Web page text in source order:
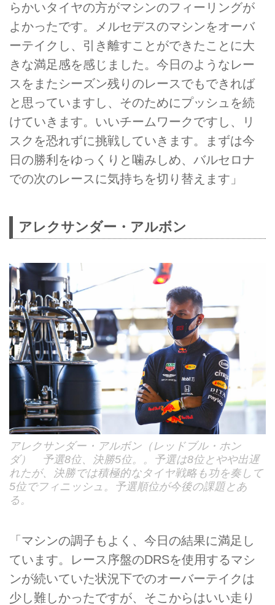
らかいタイヤの方がマシンのフィーリングが
よかったです。メルセデスのマシンをオーバ
ーテイクし、引き離すことができたことに大
きな満足感を感じました。今日のようなレー
スをまたシーズン残りのレースでもできれば
と思っていますし、そのためにプッシュを続
けていきます。いいチームワークですし、リ
スクを恐れずに挑戦していきます。まずは今
日の勝利をゆっくりと噛みしめ、バルセロナ
での次のレースに気持ちを切り替えます」
アレクサンダー・アルボン
アレクサンダー・アルボン（レッドブル・ホン
ダ） 予選8位、決勝5位。。予選は8位とやや出遅
れたが、決勝では積極的なタイヤ戦略も功を奏して
5位でフィニッシュ。予選順位が今後の課題とあ
る。
「マシンの調子もよく、今日の結果に満足し
ています。レース序盤のDRSを使用するマシ
ンが続いていた状況下でのオーバーテイクは
少し難しかったですが、そこからはいい走り